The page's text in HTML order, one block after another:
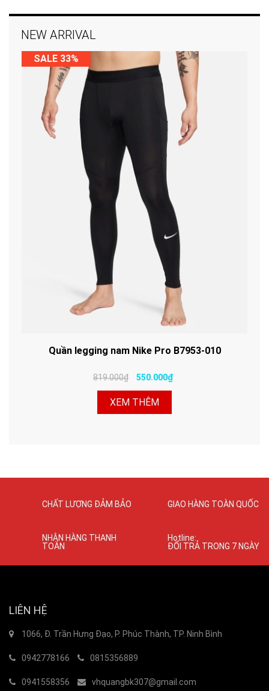
NEW ARRIVAL
SALE 33%
Quần legging nam Nike Pro B7953-010
819.000₫ 550.000₫
XEM THÊM
CHẤT LƯỢNG ĐẢM BẢO GIAO HÀNG TOÀN QUỐC
NHẬN HÀNG THANH
TOÁN
Hotline:
ĐỔI TRẢ TRONG 7 NGÀY
LIÊN HỆ
1066, Đ. Trần Hưng Đạo, P. Phúc Thành, TP. Ninh Bình
0942778166 0815356889
0941558356 vhquangbk307@gmail.com